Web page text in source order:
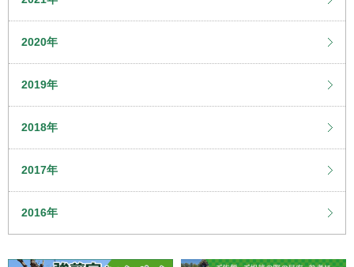
2020年
2019年
2018年
2017年
2016年